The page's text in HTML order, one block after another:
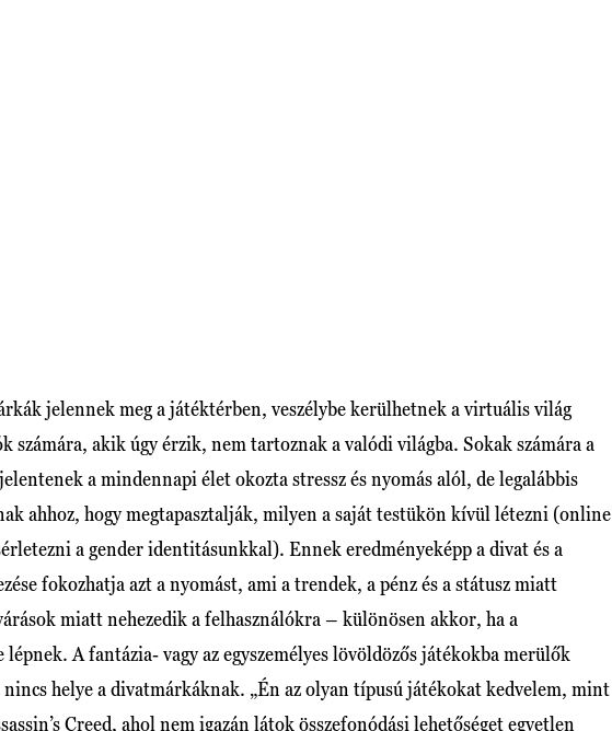
jelennek meg a játéktérben, veszélybe kerülhetnek a virtuális világ
számára, akik úgy érzik, nem tartoznak a valódi világba. Sokak számára a
a mindennapi élet okozta stressz és nyomás alól, de legalábbis
ahhoz, hogy megtapasztalják, milyen a saját testükön kívül létezni (online
a gender identitásunkkal). Ennek eredményeképp a divat és a
fokozhatja azt a nyomást, ami a trendek, a pénz és a státusz miatt
miatt nehezedik a felhasználókra – különösen akkor, ha a
A fantázia- vagy az egyszemélyes lövöldözős játékokba merülők
nincs helye a divatmárkáknak. „Én az olyan típusú játékokat kedvelem, mint
Creed, ahol nem igazán látok összefonódási lehetőséget egyetlen